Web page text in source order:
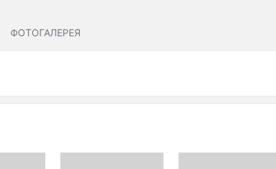
ФОТОГАЛЕРЕЯ